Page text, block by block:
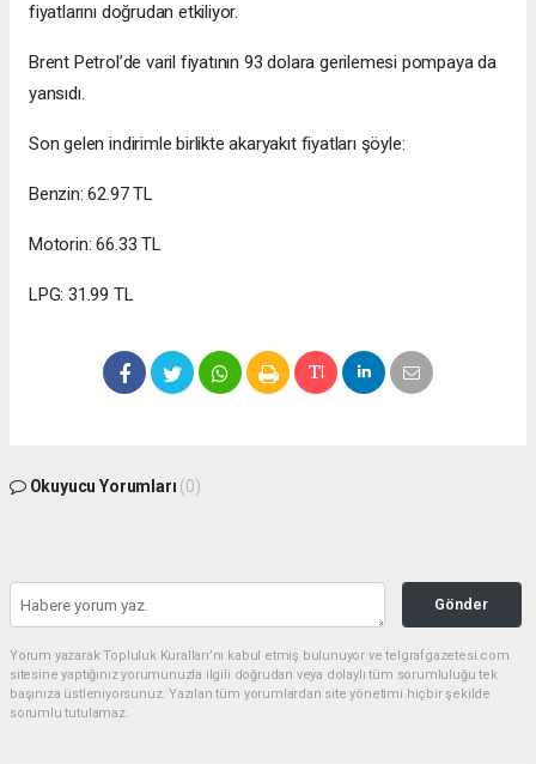
fiyatlarını doğrudan etkiliyor.
Brent Petrol’de varil fiyatının 93 dolara gerilemesi pompaya da
yansıdı.
Son gelen indirimle birlikte akaryakıt fiyatları şöyle:
Benzin: 62.97 TL
Motorin: 66.33 TL
LPG: 31.99 TL
Okuyucu Yorumları (0)
Gönder
Yorum yazarak Topluluk Kuralları’nı kabul etmiş bulunuyor ve telgrafgazetesi.com
sitesine yaptığınız yorumunuzla ilgili doğrudan veya dolaylı tüm sorumluluğu tek
başınıza üstleniyorsunuz. Yazılan tüm yorumlardan site yönetimi hiçbir şekilde
sorumlu tutulamaz.